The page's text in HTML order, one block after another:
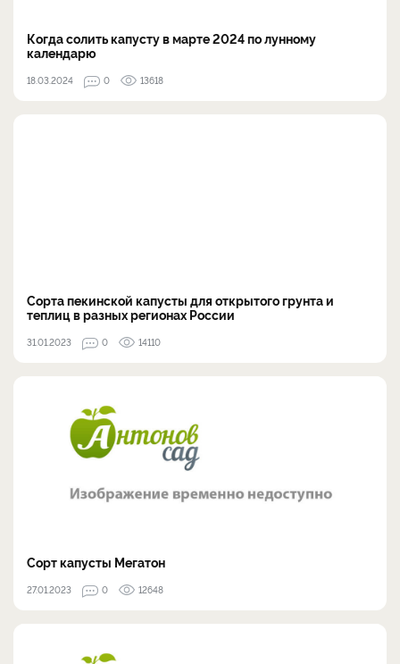
Когда солить капусту в марте 2024 по лунному
календарю
18.03.2024 0 13618
Сорта пекинской капусты для открытого грунта и
теплиц в разных регионах России
31.01.2023 0 14110
Сорт капусты Мегатон
27.01.2023 0 12648